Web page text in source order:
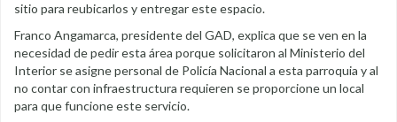
sitio para reubicarlos y entregar este espacio.
Franco Angamarca, presidente del GAD, explica que se ven en la
necesidad de pedir esta área porque solicitaron al Ministerio del
Interior se asigne personal de Policía Nacional a esta parroquia y al
no contar con infraestructura requieren se proporcione un local
para que funcione este servicio.